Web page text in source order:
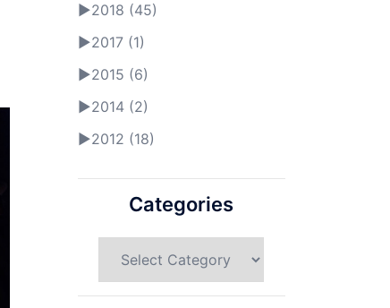
►2018 (45)
►2017 (1)
►2015 (6)
►2014 (2)
►2012 (18)
Categories